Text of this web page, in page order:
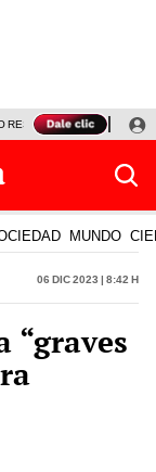
RESULTADOS HOY
MUNDO
06 Dic 2023 | 8:42 h
“graves